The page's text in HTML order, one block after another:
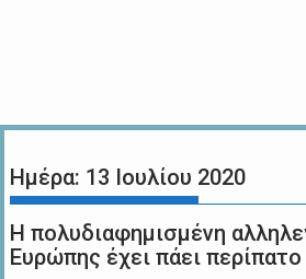
Ημέρα: 13 Ιουλίου 2020
Η πολυδιαφημισμένη
Ευρώπης έχει πάει περίπατο